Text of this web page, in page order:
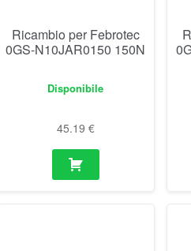
Ricambio per Febrotec
0GS-N10JAR0150 150N
Disponibile
45.19 €